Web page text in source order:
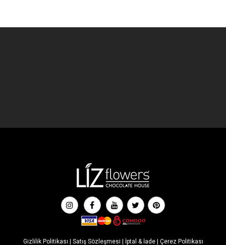
Gizlilik Politikası | Satış Sözleşmesi | İptal & İade| Çerez Politikası